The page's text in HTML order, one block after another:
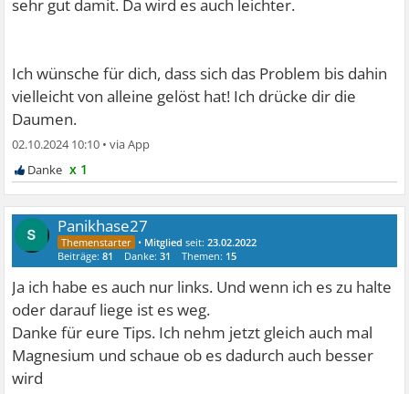
sehr gut damit. Da wird es auch leichter.
Ich wünsche für dich, dass sich das Problem bis dahin
vielleicht von alleine gelöst hat! Ich drücke dir die
Daumen.
02.10.2024 10:10 •
x 1
Panikhase27
• Mitglied seit:23.02.2022
Beiträge:81 Danke:31 Themen: 15
Ja ich habe es auch nur links. Und wenn ich es zu halte
oder darauf liege ist es weg.
Danke für eure Tips. Ich nehm jetzt gleich auch mal
Magnesium und schaue ob es dadurch auch besser
wird